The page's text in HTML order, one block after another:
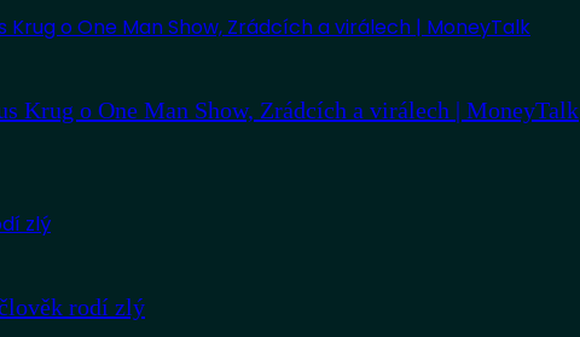
Krug o One Man Show, Zrádcích a virálech | MoneyTalk
rodí zlý